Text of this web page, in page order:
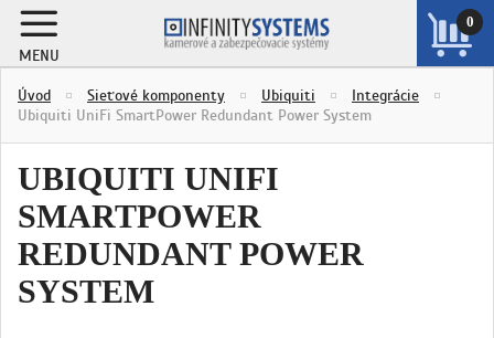
MENU
0
ZOBRAZIŤ
Úvod Sieťové komponenty Ubiquiti
Integrácie
Ubiquiti UniFi SmartPower Redundant Power System
UBIQUITI UNIFI
SMARTPOWER
REDUNDANT POWER
SYSTEM